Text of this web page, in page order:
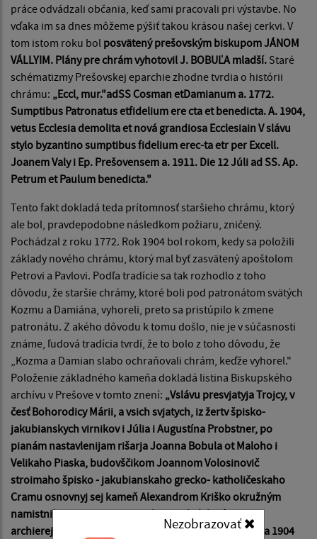
Nezobrazovať
práce odvádzali občania, keď sa­mi pracovali pri výstavbe. No
vďaka im sa dnes môžeme pýšiť takou krá­sou našej cerkvi. V
tom istom roku bol posvätený prešovským biskupom JÁNOM
VÁLLYIM. Plány pre chrám vyhotovil J. BOBUĽA mladší. Staré
schématizmy Prešovskej eparchie zhodne tvrdia o histórii
chrámu: „Eccl, mur."adSS Cosman etDamianum a. 1772.
Sumptibus Patronatus etfidelium ere cta et benedicta. A. 1904,
vetus Ecclesia demolita et nová grandiosa Ecclesiain V slávu
stylo byzantino sumptibus fidelium erec-ta etr per Excell.
Joanem Valy i Ep. Prešovensem a. 1911. Die 12 Júli ad SS. Ap.
Petrum et Paulum benedicta."
Tento fakt dokladá teda prítomnosť staršieho chrámu, ktorý
ale bol, pravdepodobne následkom požiaru, zničený.
Pochádzal z roku 1772. Rok 1904 bol rokom, kedy sa položili
základy nového chrámu, ktorý mal byť zasvätený apoštolom
Petrovi a Pavlovi. Podľa tradície sa tak rozhodlo z to­ho
dôvodu, že staršie chrámy, ktoré boli pod patronátom svätých
Kozmu a Damiána, vyhoreli, preto sa pristúpilo k zmene
patronátu. Z akého dôvodu k tomu došlo, nie je v súčasnosti
známe, ľudová tradícia tvrdí, že to bolo z toho dôvodu, že
„Kozma a Damian slabo ochraňovali chrám, keďže vyhorel."
Položenie základného kameňa dokladá listina Biskupského
archívu v Prešove v tomto znení: „Vslávu presvjatyja Trojcy, v
česť Bohorodicy Márii, a vsich svjatych, iz žertv špisko-
jakubianskych virnikov i Júlia i Augustína Probstner, po
pianám nastavlenijam rišarja Joanna Bobula ot Maloho i
Velikaho Piaska, budovščikom Joannom Volosinovič
stroimaho špisko - jakubianskaho grecko- katholičeskaho
Cramu osnovnyj sej ka­meň Alexandrom Kriško okružným
namistnikom i mistnym parochom, jak delegátom
archierejskim posvjaščen polahajetsja". Ľita Hospodna 1904